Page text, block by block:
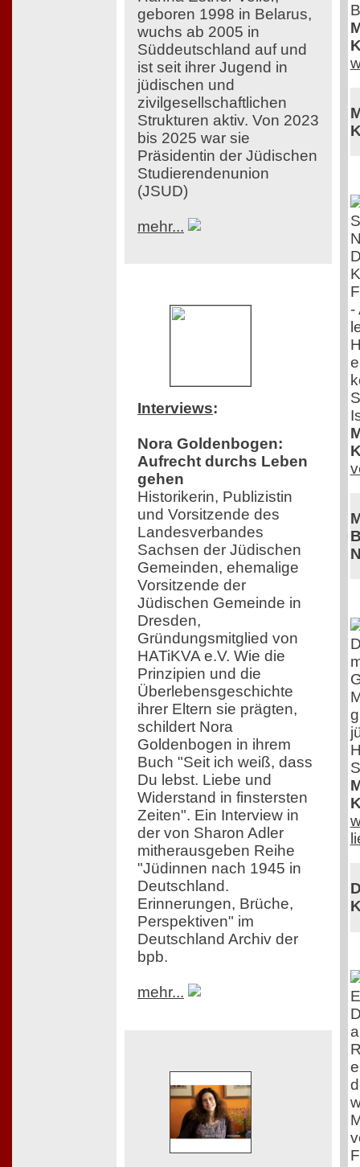
geboren 1998 in Belarus,
wuchs ab 2005 in
Süddeutschland auf und
ist seit ihrer Jugend in
jüdischen und
zivilgesellschaftlichen
Strukturen aktiv. Von 2023
bis 2025 war sie
Präsidentin der Jüdischen
Studierendenunion
(JSUD)
mehr...
Interviews:
Nora Goldenbogen:
Aufrecht durchs Leben
gehen
Historikerin, Publizistin
und Vorsitzende des
Landesverbandes
Sachsen der Jüdischen
Gemeinden, ehemalige
Vorsitzende der
Jüdischen Gemeinde in
Dresden,
Gründungsmitglied von
HATiKVA e.V. Wie die
Prinzipien und die
Überlebensgeschichte
ihrer Eltern sie prägten,
schildert Nora
Goldenbogen in ihrem
Buch "Seit ich weiß, dass
Du lebst. Liebe und
Widerstand in finstersten
Zeiten". Ein Interview in
der von Sharon Adler
mitherausgeben Reihe
"Jüdinnen nach 1945 in
Deutschland.
Erinnerungen, Brüche,
Perspektiven" im
Deutschland Archiv der
bpb.
mehr...
-